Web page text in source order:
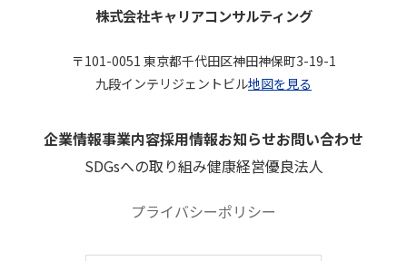
株式会社キャリアコンサルティング
〒101-0051 東京都千代田区神田神保町3-19-1
九段インテリジェントビル地図を見る
企業情報事業内容採用情報お知らせお問い合わせ
SDGsへの取り組み健康経営優良法人
プライバシーポリシー